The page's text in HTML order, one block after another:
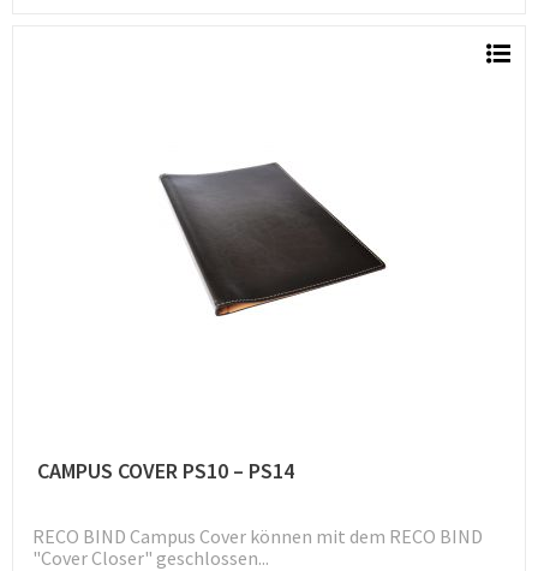
CAMPUS COVER PS10 – PS14
RECO BIND Campus Cover können mit dem RECO BIND
"Cover Closer" geschlossen...